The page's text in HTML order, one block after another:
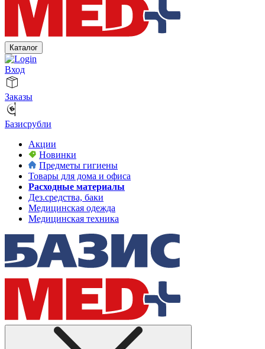
Каталог
Вход
Заказы
Базисрубли
Акции
Новинки
Предметы гигиены
Товары для дома и офиса
Расходные материалы
Дез.средства, баки
Медицинская одежда
Медицинская техника